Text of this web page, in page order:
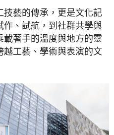
藝的傳承，更是文化記
、試航，到社群共學與
著手的溫度與地方的靈
工藝、學術與表演的文